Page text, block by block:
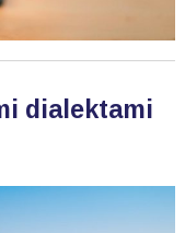
dialektami